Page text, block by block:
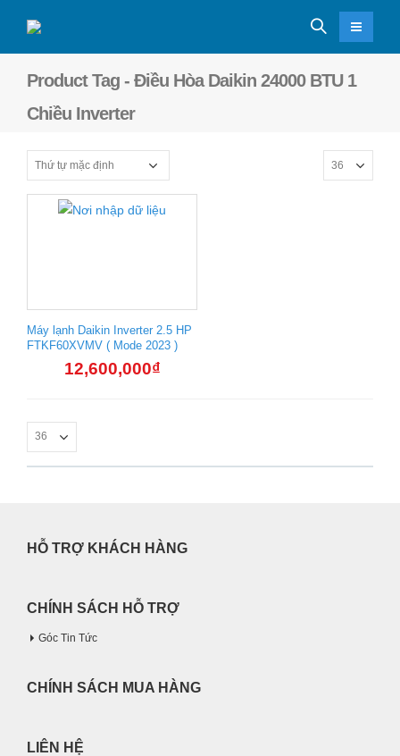
Product Tag - Điều Hòa Daikin 24000 BTU 1
Chiều Inverter
Máy lạnh Daikin Inverter 2.5 HP
FTKF60XVMV ( Mode 2023 )
12,600,000₫
HỖ TRỢ KHÁCH HÀNG
CHÍNH SÁCH HỖ TRỢ
Góc Tin Tức
CHÍNH SÁCH MUA HÀNG
LIÊN HỆ